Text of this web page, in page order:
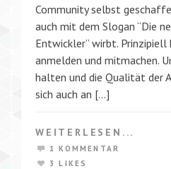
Community selbst
auch mit dem Slogan “Die
Entwickler” wirbt. Prinzipiell
anmelden und mitmachen.
halten und die Qualität der
sich auch an […]
WEITERLESEN...
1 KOMMENTAR
3 LIKES